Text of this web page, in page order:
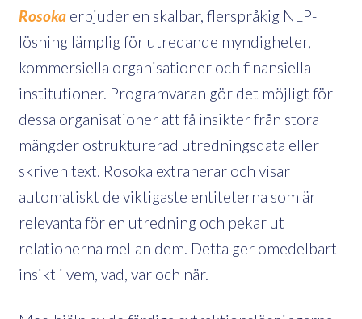
Rosoka erbjuder en skalbar, flerspråkig NLP-
lösning lämplig för utredande myndigheter,
kommersiella organisationer och finansiella
institutioner. Programvaran gör det möjligt för
dessa organisationer att få insikter från stora
mängder ostrukturerad utredningsdata eller
skriven text. Rosoka extraherar och visar
automatiskt de viktigaste entiteterna som är
relevanta för en utredning och pekar ut
relationerna mellan dem. Detta ger omedelbart
insikt i vem, vad, var och när.